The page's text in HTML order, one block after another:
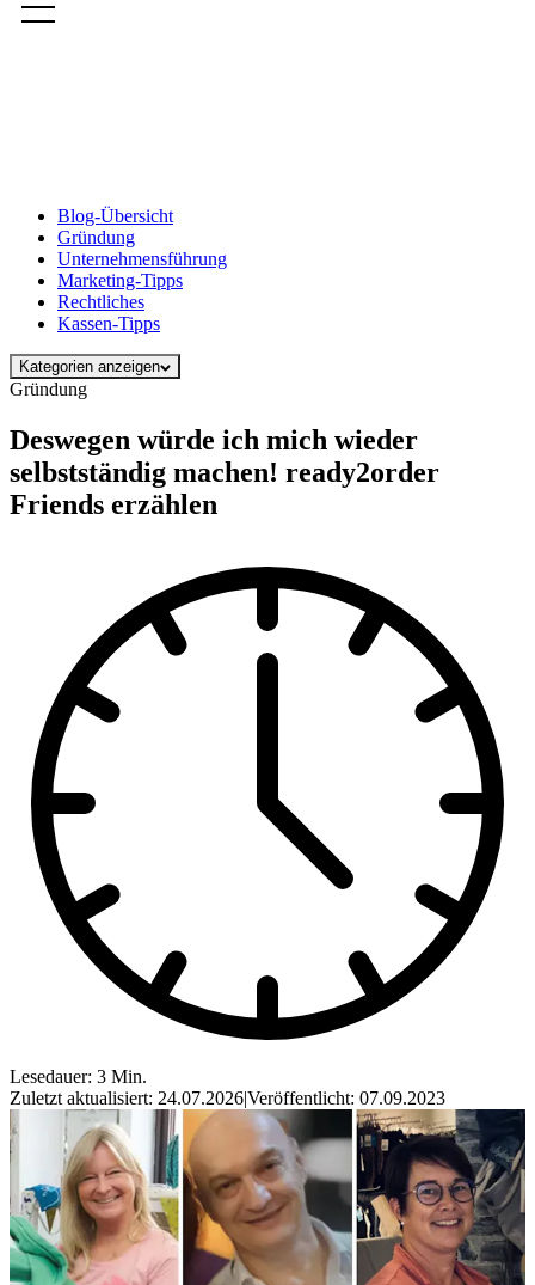
Blog-Übersicht
Gründung
Unternehmensführung
Marketing-Tipps
Rechtliches
Kassen-Tipps
Kategorien anzeigen
Gründung
Deswegen würde ich mich wieder
selbstständig machen! ready2order
Friends erzählen
Lesedauer: 3 Min.
Zuletzt aktualisiert: 24.07.2026|Veröffentlicht: 07.09.2023